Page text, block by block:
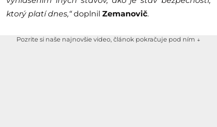
ktorý platí dnes,“doplnil Zemanovič.
Pozrite si naše najnovšie video, článok pokračuje pod ním ↓